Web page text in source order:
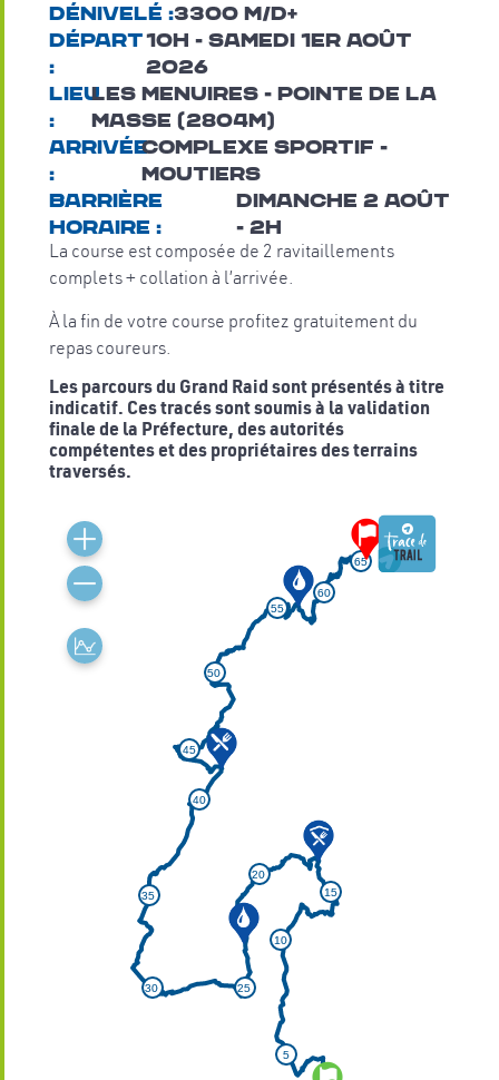
Dénivelé :3300 m/d+
Départ
:
10H - samedi 1ER AOÛT
2026
Lieu
:
LES MENUIRES - pointe de la
masse (2804m)
Arrivée
:
complexe sportif -
moutiers
barrière
horaire :
dimanche 2 août
- 2h
La course est composée de 2 ravitaillements
complets + collation à l’arrivée.
À la fin de votre course profitez gratuitement du
repas coureurs.
Les parcours du Grand Raid sont présentés à titre
indicatif. Ces tracés sont soumis à la validation
finale de la Préfecture, des autorités
compétentes et des propriétaires des terrains
traversés.